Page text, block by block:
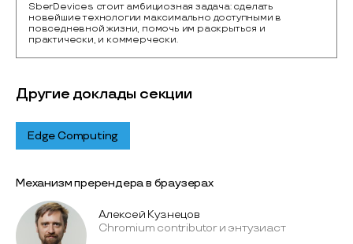
SberDevices стоит амбициозная задача: сделать
новейшие технологии максимально доступными в
повседневной жизни, помочь им раскрыться и
практически, и коммерчески.
Другие доклады секции
Edge Computing
Механизм пререндера в браузерах
Алексей Кузнецов
Chromium contributor и энтузиаст